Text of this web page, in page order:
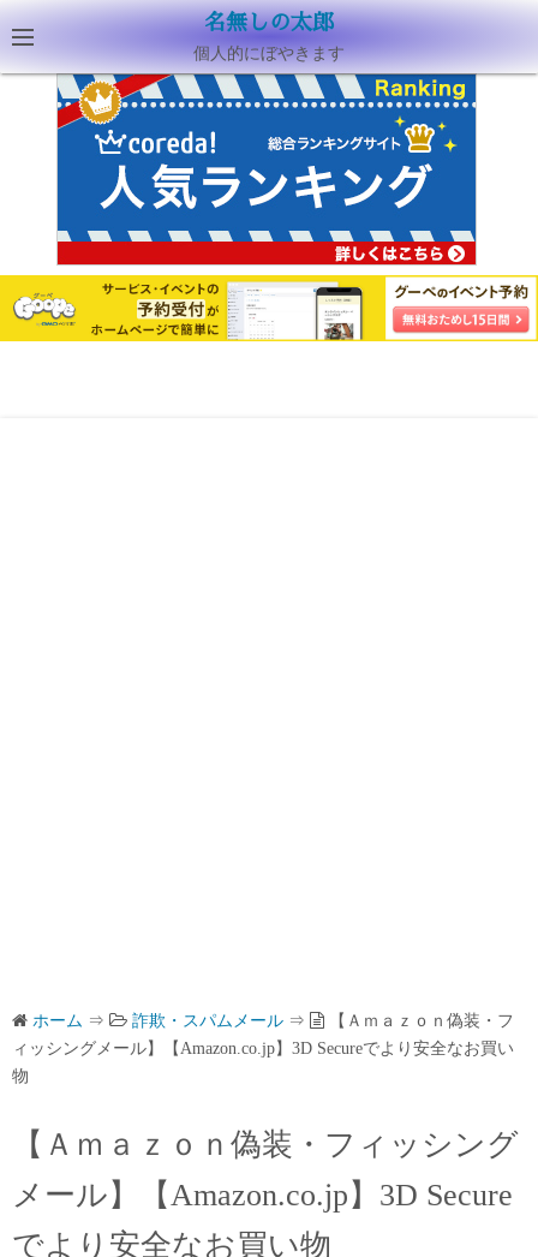
名無しの太郎
個人的にぼやきます
ホーム ⇒ 詐欺・スパムメール ⇒
【Ａｍａｚｏｎ偽装・フ
ィッシングメール】【Amazon.co.jp】3D Secureでより安全なお買い
物
【Ａｍａｚｏｎ偽装・フィッシング
メール】【Amazon.co.jp】3D Secure
でより安全なお買い物